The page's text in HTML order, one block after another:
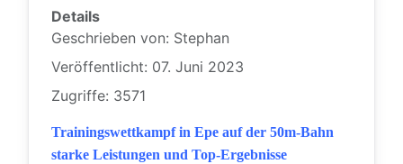
Details
Geschrieben von: Stephan
Veröffentlicht: 07. Juni 2023
Zugriffe: 3571
Trainingswettkampf in Epe auf der 50m-Bahn
starke Leistungen und Top-Ergebnisse